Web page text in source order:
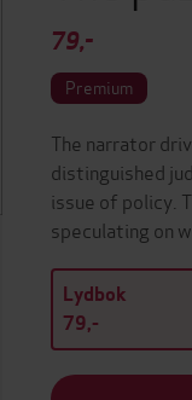
79,-
Premium
The narrator
distinguished
issue of policy.
speculating on
Lydbok
79,-